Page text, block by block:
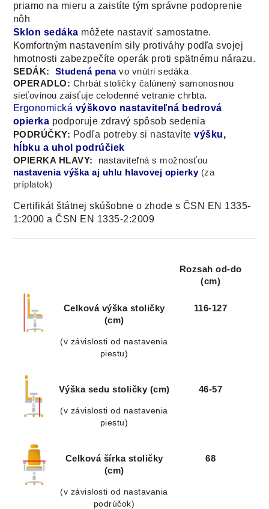
priamo na mieru a zaistíte tým správne podoprenie
nôh
Sklon sedáka môžete nastaviť samostatne.
Komfortným nastavením sily protiváhy podľa svojej
hmotnosti zabezpečíte operák proti spätnému nárazu.
SEDÁK: Studená penavo vnútri sedáka
OPERADLO: Chrbát stoličky čalúnený samonosnou
sieťovinou zaisťuje celodenné vetranie chrbta.
Ergonomická výškovo nastaviteľná bedrová
opierka podporuje zdravý spôsob sedenia
PODRÚČKY: Podľa potreby si nastavíte výšku,
hĺbku a uhol podrúčiek
OPIERKA HLAVY:
nastaviteľná s možnosťou
nastavenia výška aj uhlu hlavovej opierky (za
príplatok)
Certifikát štátnej skúšobne o zhode s ČSN EN 1335-
1:2000 a ČSN EN 1335-2:2009
Rozsah od-do
(cm)
Celková výška stoličky
(cm)
(v závislosti od nastavenia
piestu)
116-127
Výška sedu stoličky (cm)
(v závislosti od nastavenia
piestu)
46-57
Celková šírka stoličky
(cm)
(v závislosti od nastavania
podrúčok)
68